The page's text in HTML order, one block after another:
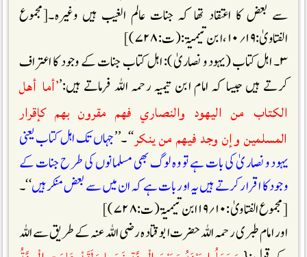
سے بعض کا اعتقاد تھا کہ جنات عالم الغیب ہیں وغیرہ۔[مجموع
الفتاویٰ:۱۹؍۱۰ ،ابن تیمیۃ: (ت:۷۲۸)]
۳۔ اہل کتاب (یہود و نصاریٰ): اہل کتاب جنات کے وجود کا اعتراف
کرتے ہیں جیسا کہ امام ابن تیمیہ رحمہ اللہ فرماتے ہیں:’’أما أهل
الكتاب من اليهود والنصاري فهم مقرون بهم كإقرار
المسلمين وإن وجد فيهم من ينكر‘‘ ۔’’جہاں تک اہل کتاب یعنی
یہود و نصاریٰ کی بات ہے تو وہ لوگ بھی مسلمانوں کی طرح جنات کے
وجود کا اقرار کرتے ہیں یہ اور بات ہے کہ ان میں سے بعض منکر ہیں‘‘۔
[مجموع الفتاویٰ:۱۰؍۱۹ ابن تیمیۃ (ت:۷۲۸)]
اور امام طبری رحمہ اللہ حضرت ابو قتادہ رضی اللہ عنہ کے طریق سے اللہ